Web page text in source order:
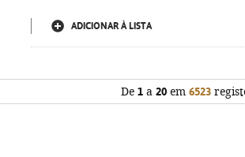
ADICIONAR À LISTA
De 1a 20em 6523